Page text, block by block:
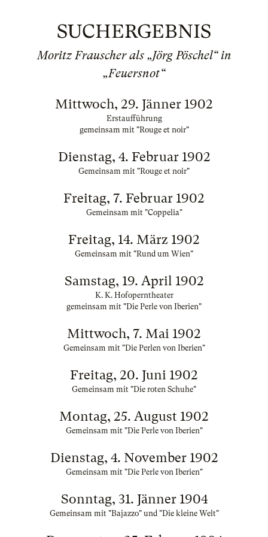
SUCHERGEBNIS
Moritz Frauscher als „Jörg Pöschel“ in
„Feuersnot“
Mittwoch, 29. Jänner 1902
Erstaufführung
gemeinsam mit "Rouge et noir"
Dienstag, 4. Februar 1902
Gemeinsam mit "Rouge et noir"
Freitag, 7. Februar 1902
Gemeinsam mit "Coppelia"
Freitag, 14. März 1902
Gemeinsam mit "Rund um Wien"
Samstag, 19. April 1902
K. K. Hofoperntheater
gemeinsam mit "Die Perle von Iberien"
Mittwoch, 7. Mai 1902
Gemeinsam mit "Die Perlen von Iberien"
Freitag, 20. Juni 1902
Gemeinsam mit "Die roten Schuhe"
Montag, 25. August 1902
Gemeinsam mit "Die Perle von Iberien"
Dienstag, 4. November 1902
Gemeinsam mit "Die Perle von Iberien"
Sonntag, 31. Jänner 1904
Gemeinsam mit "Bajazzo" und "Die kleine Welt"